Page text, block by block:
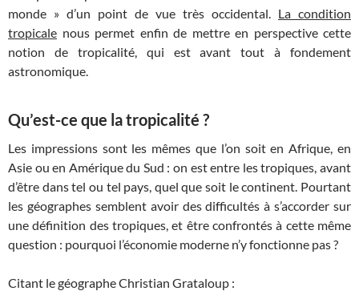
monde » d’un point de vue très occidental. La condition
tropicale nous permet enfin de mettre en perspective cette
notion de tropicalité, qui est avant tout à fondement
astronomique.
Qu’est-ce que la tropicalité ?
Les impressions sont les mêmes que l’on soit en Afrique, en
Asie ou en Amérique du Sud : on est entre les tropiques, avant
d’être dans tel ou tel pays, quel que soit le continent. Pourtant
les géographes semblent avoir des difficultés à s’accorder sur
une définition des tropiques, et être confrontés à cette même
question : pourquoi l’économie moderne n’y fonctionne pas ?
Citant le géographe Christian Grataloup :